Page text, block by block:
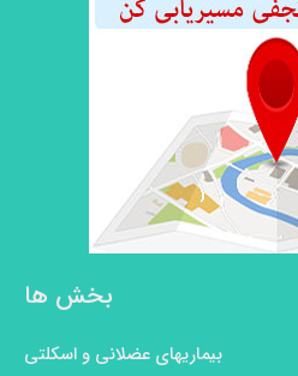
بخش ها
بیماریهای عضلانی و اسکلتی